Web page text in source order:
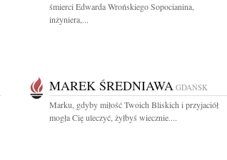
śmierci Edwarda Wrońskiego Sopocianina,
inżyniera,...
MAREK ŚREDNIAWA GDAŃSK
Marku, gdyby miłość Twoich Bliskich i przyjaciół
mogła Cię uleczyć, żyłbyś wiecznie....